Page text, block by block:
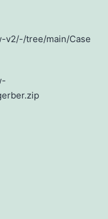
v2/-/tree/main/Case